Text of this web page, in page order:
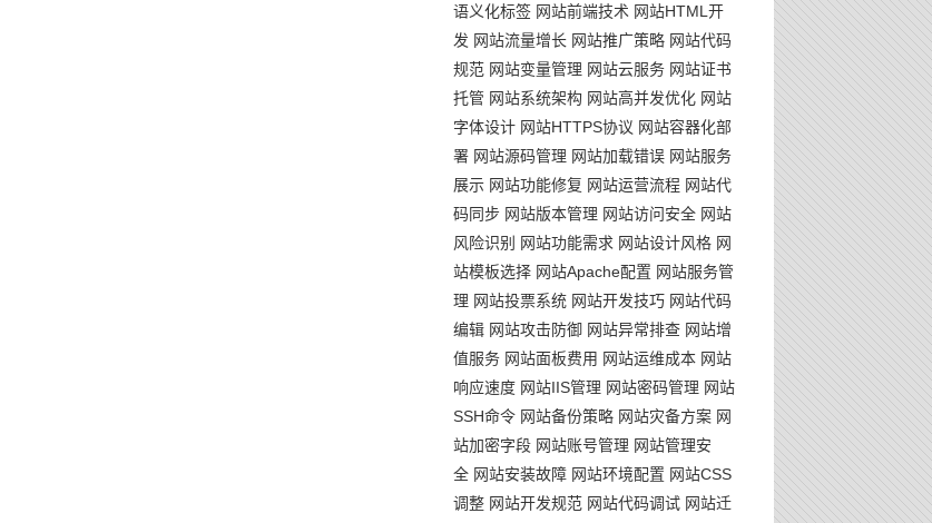
语义化标签 网站前端技术 网站HTML开
发 网站流量增长 网站推广策略 网站代码
规范 网站变量管理 网站云服务 网站证书
托管 网站系统架构 网站高并发优化 网站
字体设计 网站HTTPS协议 网站容器化部
署 网站源码管理 网站加载错误 网站服务
展示 网站功能修复 网站运营流程 网站代
码同步 网站版本管理 网站访问安全 网站
风险识别
网站功能需求 网站设计风格 网
站模板选择 网站Apache配置 网站服务管
理 网站投票系统 网站开发技巧 网站代码
编辑 网站攻击防御 网站异常排查 网站增
值服务 网站面板费用 网站运维成本 网站
响应速度 网站IIS管理 网站密码管理 网站
SSH命令 网站备份策略 网站灾备方案 网
站加密字段 网站账号管理 网站管理安
全 网站安装故障 网站环境配置 网站CSS
调整 网站开发规范 网站代码调试 网站迁